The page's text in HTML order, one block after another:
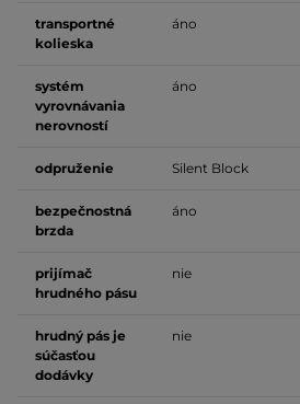
transportné
kolieska
áno
systém
vyrovnávania
nerovností
áno
odpruženie Silent Block
bezpečnostná
brzda
áno
prijímač
hrudného pásu
nie
hrudný pás je
súčasťou
dodávky
nie